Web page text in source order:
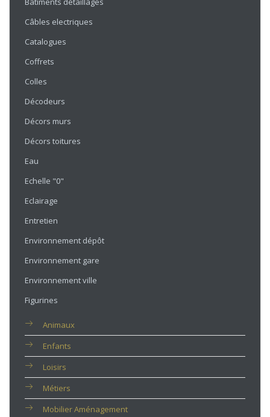
Câbles electriques
Catalogues
Coffrets
Colles
Décodeurs
Décors murs
Décors toitures
Eau
Echelle "0"
Eclairage
Entretien
Environnement dépôt
Environnement gare
Environnement ville
Figurines
Animaux
Enfants
Loisirs
Métiers
Mobilier Aménagement